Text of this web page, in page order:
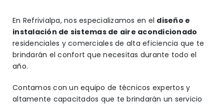
En Refrivialpa, nos especializamos en el diseño e
instalación de sistemas de aire acondicionado
residenciales y comerciales de alta eficiencia que te
brindarán el confort que necesitas durante todo el
año.
Contamos con un equipo de técnicos expertos y
altamente capacitados que te brindarán un servicio